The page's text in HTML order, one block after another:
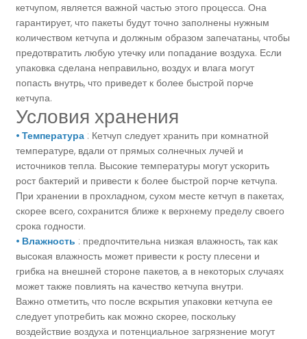
кетчупом, является важной частью этого процесса. Она
гарантирует, что пакеты будут точно заполнены нужным
количеством кетчупа и должным образом запечатаны, чтобы
предотвратить любую утечку или попадание воздуха. Если
упаковка сделана неправильно, воздух и влага могут
попасть внутрь, что приведет к более быстрой порче
кетчупа.
Условия хранения
• Температура : Кетчуп следует хранить при комнатной
температуре, вдали от прямых солнечных лучей и
источников тепла. Высокие температуры могут ускорить
рост бактерий и привести к более быстрой порче кетчупа.
При хранении в прохладном, сухом месте кетчуп в пакетах,
скорее всего, сохранится ближе к верхнему пределу своего
срока годности.
• Влажность : предпочтительна низкая влажность, так как
высокая влажность может привести к росту плесени и
грибка на внешней стороне пакетов, а в некоторых случаях
может также повлиять на качество кетчупа внутри.
Важно отметить, что после вскрытия упаковки кетчупа ее
следует употребить как можно скорее, поскольку
воздействие воздуха и потенциальное загрязнение могут